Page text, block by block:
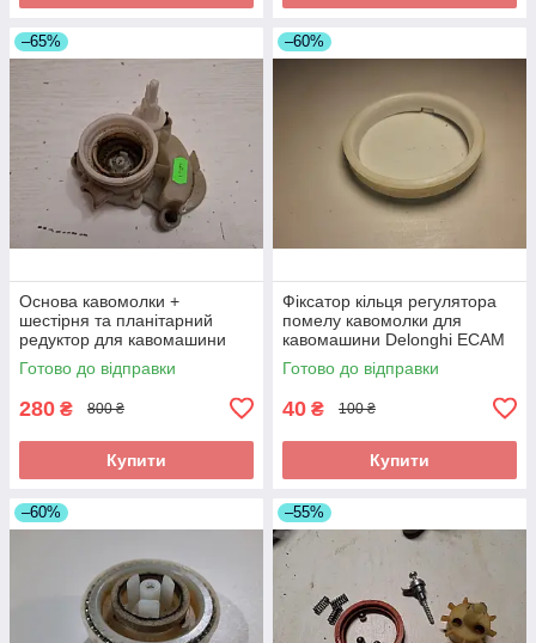
–65%
Основа кавомолки +
шестірня та планітарний
редуктор для кавомашини
Delonghi ECAM б/у
Готово до відправки
280 ₴ 800 ₴
Купити
–60%
Фіксатор кільця регулятора
помелу кавомолки для
кавомашини Delonghi ECAM
б/у
Готово до відправки
40 ₴ 100 ₴
Купити
–60% –55%